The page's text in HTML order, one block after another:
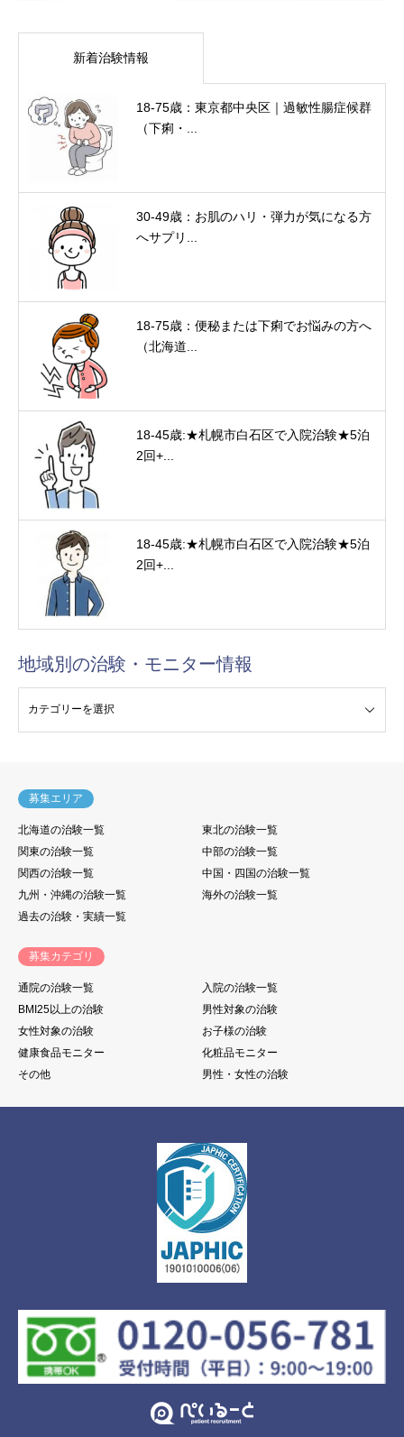
新着治験情報
18-75歳：東京都中央区｜過敏性腸症候群
（下痢・...
30-49歳：お肌のハリ・弾力が気になる方
へサプリ...
18-75歳：便秘または下痢でお悩みの方へ
（北海道...
18-45歳:★札幌市白石区で入院治験★5泊
2回+...
18-45歳:★札幌市白石区で入院治験★5泊
2回+...
地域別の治験・モニター情報
募集エリア
北海道の治験一覧
東北の治験一覧
関東の治験一覧
中部の治験一覧
関西の治験一覧
中国・四国の治験一覧
九州・沖縄の治験一覧
海外の治験一覧
過去の治験・実績一覧
募集カテゴリ
通院の治験一覧
入院の治験一覧
BMI25以上の治験
男性対象の治験
女性対象の治験
お子様の治験
健康食品モニター
化粧品モニター
その他
男性・女性の治験